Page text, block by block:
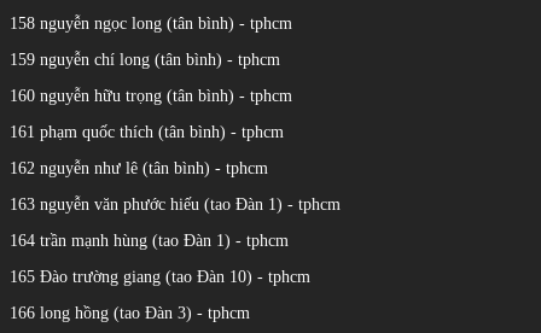
158 nguyễn ngọc long (tân bình) - tphcm
159 nguyễn chí long (tân bình) - tphcm
160 nguyễn hữu trọng (tân bình) - tphcm
161 phạm quốc thích (tân bình) - tphcm
162 nguyễn như lê (tân bình) - tphcm
163 nguyễn văn phước hiếu (tao Đàn 1) - tphcm
164 trần mạnh hùng (tao Đàn 1) - tphcm
165 Đào trường giang (tao Đàn 10) - tphcm
166 long hồng (tao Đàn 3) - tphcm